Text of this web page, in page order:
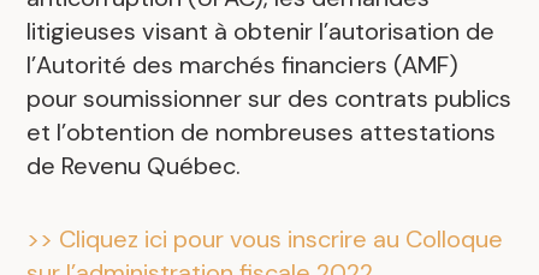
litigieuses visant à obtenir l’autorisation de
l’Autorité des marchés financiers (AMF)
pour soumissionner sur des contrats publics
et l’obtention de nombreuses attestations
de Revenu Québec.
>> Cliquez ici pour vous inscrire au Colloque